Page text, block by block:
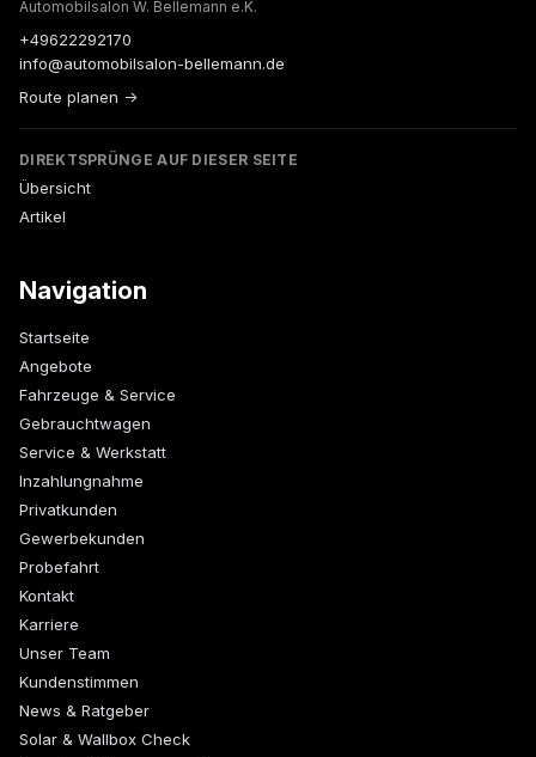
Automobilsalon W. Bellemann e.K.
+49622292170
info@automobilsalon-bellemann.de
Route planen →
DIREKTSPRÜNGE AUF DIESER SEITE
Übersicht
Artikel
Navigation
Startseite
Angebote
Fahrzeuge & Service
Gebrauchtwagen
Service & Werkstatt
Inzahlungnahme
Privatkunden
Gewerbekunden
Probefahrt
Kontakt
Karriere
Unser Team
Kundenstimmen
News & Ratgeber
Solar & Wallbox Check